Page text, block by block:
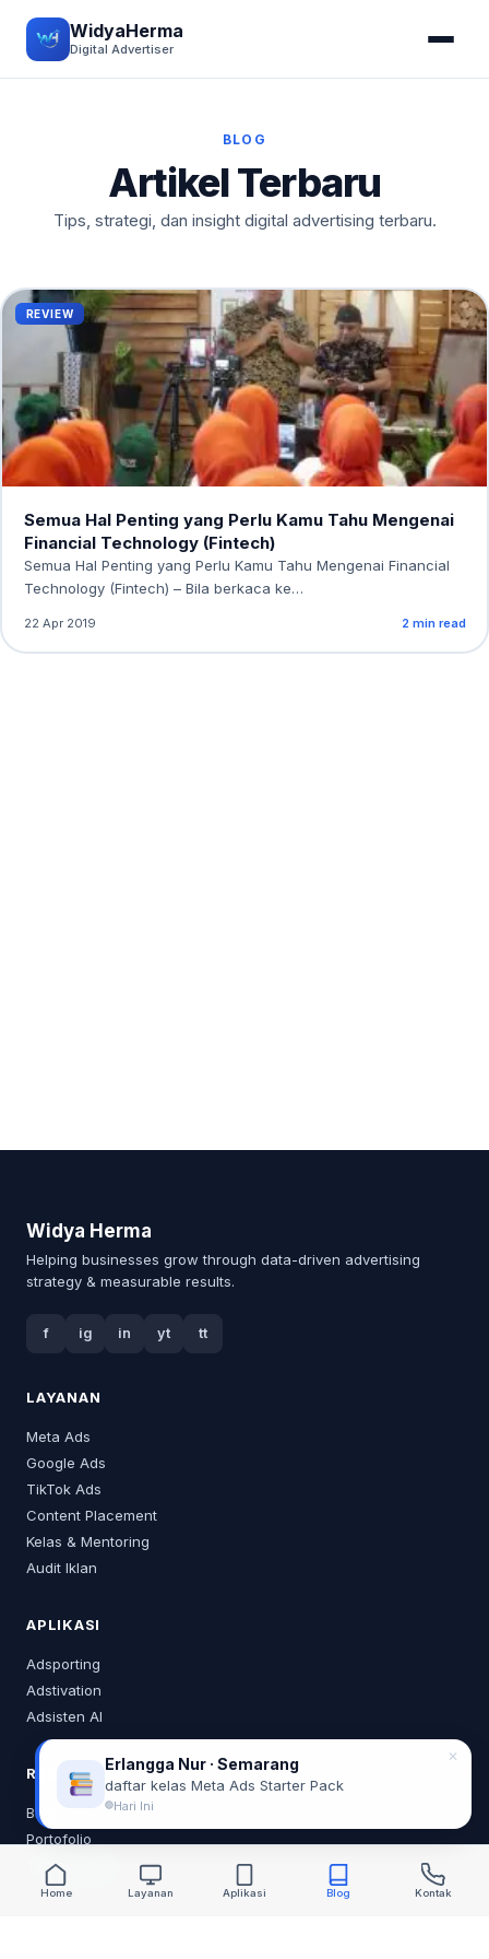
WidyaHerma
Digital Advertiser
BLOG
Artikel Terbaru
Tips, strategi, dan insight digital advertising terbaru.
REVIEW
Semua Hal Penting yang Perlu Kamu Tahu Mengenai
Financial Technology (Fintech)
Semua Hal Penting yang Perlu Kamu Tahu Mengenai Financial
Technology (Fintech) – Bila berkaca ke…
22 Apr 2019 2 min read
Widya Herma
Helping businesses grow through data-driven advertising
strategy & measurable results.
f ig in yt tt
LAYANAN
Meta Ads
Google Ads
TikTok Ads
Content Placement
Kelas & Mentoring
Audit Iklan
APLIKASI
Adsporting
Adstivation
Adsisten AI
RESOURCES
Blog
Portofolio
Tentang Saya
Home Layanan Aplikasi Blog Kontak
Erlangga Nur · Semarang
daftar kelas Meta Ads Starter Pack
Hari Ini
✕